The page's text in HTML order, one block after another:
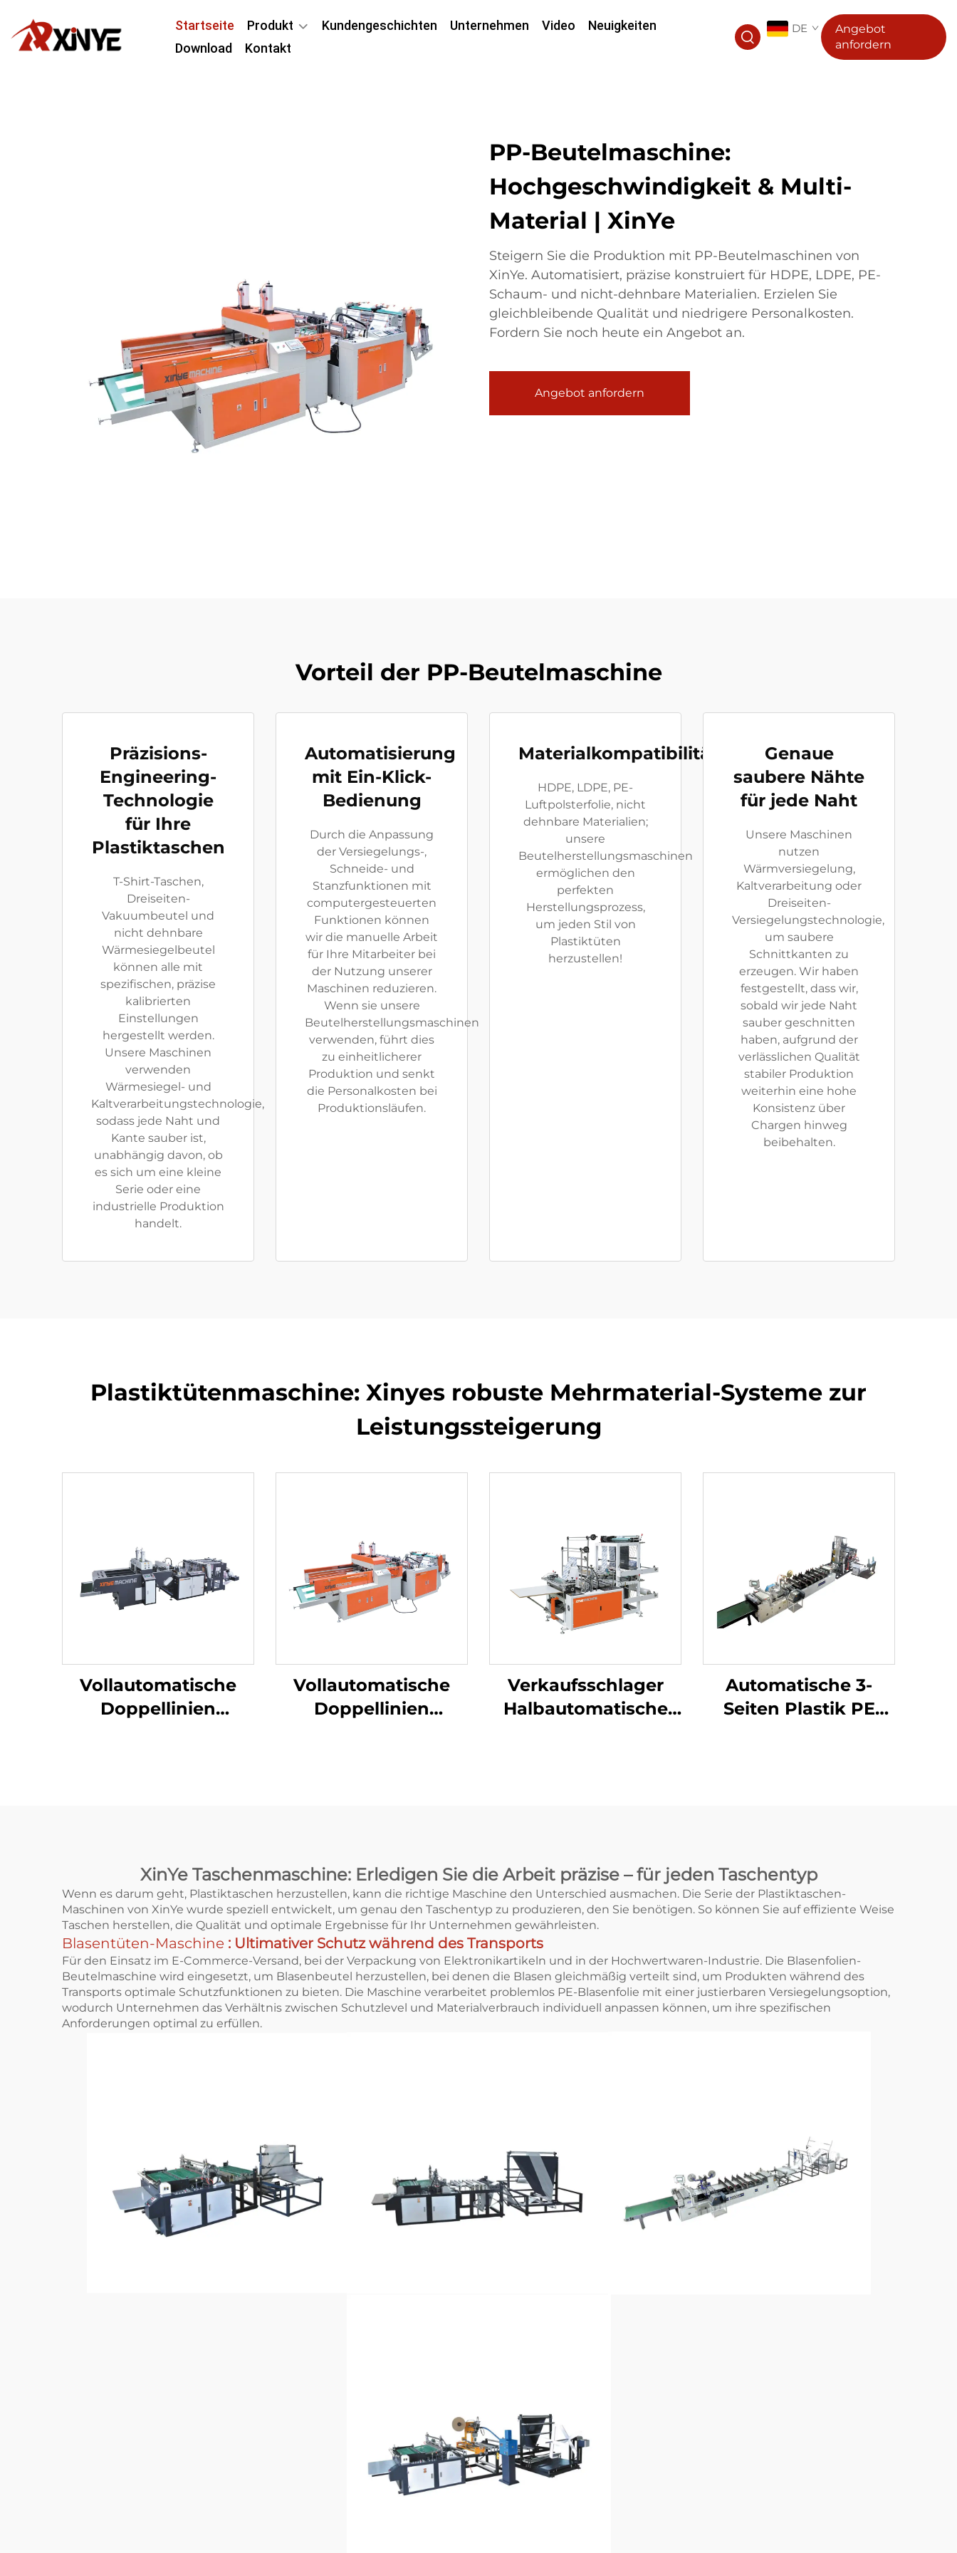
Startseite Produkt Kundengeschichten Unternehmen Video
Neuigkeiten
Download
Kontakt
DE
Angebot
anfordern
PP-Beutelmaschine:
Hochgeschwindigkeit & Multi-
Material | XinYe
Steigern Sie die Produktion mit PP-Beutelmaschinen von
XinYe. Automatisiert, präzise konstruiert für HDPE, LDPE, PE-
Schaum- und nicht-dehnbare Materialien. Erzielen Sie
gleichbleibende Qualität und niedrigere Personalkosten.
Fordern Sie noch heute ein Angebot an.
Angebot anfordern
Vorteil der PP-Beutelmaschine
Präzisions-
Engineering-
Technologie
für Ihre
Plastiktaschen
T-Shirt-Taschen,
Dreiseiten-
Vakuumbeutel und
nicht dehnbare
Wärmesiegelbeutel
können alle mit
spezifischen, präzise
kalibrierten
Einstellungen
hergestellt werden.
Unsere Maschinen
verwenden
Wärmesiegel- und
Kaltverarbeitungstechnologie,
sodass jede Naht und
Kante sauber ist,
unabhängig davon, ob
es sich um eine kleine
Serie oder eine
industrielle Produktion
handelt.
Automatisierung
mit Ein-Klick-
Bedienung
Durch die Anpassung
der Versiegelungs-,
Schneide- und
Stanzfunktionen mit
computergesteuerten
Funktionen können
wir die manuelle Arbeit
für Ihre Mitarbeiter bei
der Nutzung unserer
Maschinen reduzieren.
Wenn sie unsere
Beutelherstellungsmaschinen
verwenden, führt dies
zu einheitlicherer
Produktion und senkt
die Personalkosten bei
Produktionsläufen.
Materialkompatibilität
HDPE, LDPE, PE-
Luftpolsterfolie, nicht
dehnbare Materialien;
unsere
Beutelherstellungsmaschinen
ermöglichen den
perfekten
Herstellungsprozess,
um jeden Stil von
Plastiktüten
herzustellen!
Genaue
saubere Nähte
für jede Naht
Unsere Maschinen
nutzen
Wärmversiegelung,
Kaltverarbeitung oder
Dreiseiten-
Versiegelungstechnologie,
um saubere
Schnittkanten zu
erzeugen. Wir haben
festgestellt, dass wir,
sobald wir jede Naht
sauber geschnitten
haben, aufgrund der
verlässlichen Qualität
stabiler Produktion
weiterhin eine hohe
Konsistenz über
Chargen hinweg
beibehalten.
Plastiktütenmaschine: Xinyes robuste Mehrmaterial-Systeme zur
Leistungssteigerung
Vollautomatische
Doppellinien
Vollautomatische
Doppellinien
Verkaufsschlager
Halbautomatische
Automatische 3-
Seiten Plastik PE
XinYe Taschenmaschine: Erledigen Sie die Arbeit präzise – für jeden Taschentyp
Wenn es darum geht, Plastiktaschen herzustellen, kann die richtige Maschine den Unterschied ausmachen. Die Serie der Plastiktaschen-
Maschinen von XinYe wurde speziell entwickelt, um genau den Taschentyp zu produzieren, den Sie benötigen. So können Sie auf effiziente Weise
Taschen herstellen, die Qualität und optimale Ergebnisse für Ihr Unternehmen gewährleisten.
Blasentüten-Maschine : Ultimativer Schutz während des Transports
Für den Einsatz im E-Commerce-Versand, bei der Verpackung von Elektronikartikeln und in der Hochwertwaren-Industrie. Die Blasenfolien-
Beutelmaschine wird eingesetzt, um Blasenbeutel herzustellen, bei denen die Blasen gleichmäßig verteilt sind, um Produkten während des
Transports optimale Schutzfunktionen zu bieten. Die Maschine verarbeitet problemlos PE-Blasenfolie mit einer justierbaren Versiegelungsoption,
wodurch Unternehmen das Verhältnis zwischen Schutzlevel und Materialverbrauch individuell anpassen können, um ihre spezifischen
Anforderungen optimal zu erfüllen.